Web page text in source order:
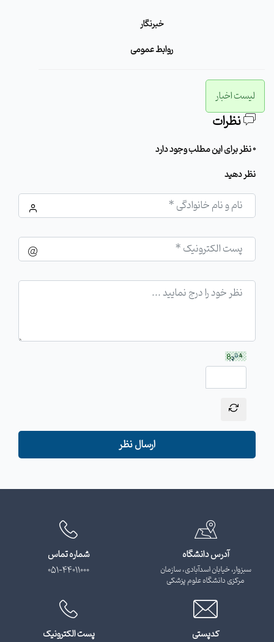
خبرنگار
روابط عمومی
لیست اخبار
نظرات
0 نظر برای این مطلب وجود دارد
نظر دهید
ارسال نظر
آدرس دانشگاه
سبزوار، خیابان اسدآبادی، سازمان
مرکزی دانشگاه علوم پزشکی
شماره تماس
051-44011000
کدپستی
پست الکترونیک